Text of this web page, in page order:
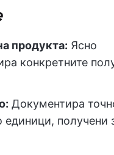
продукта: Ясно
конкретните
Документира
единици, получени